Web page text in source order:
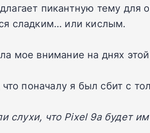
пикантную тему для
сладким… или кислым.
мое внимание на днях
поначалу я был сбит с
слухи, что Pixel 9a будет